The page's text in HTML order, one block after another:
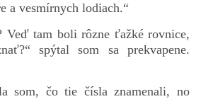
a vesmírnych lodiach.“
Veď tam boli rôzne ťažké rovnice,
spýtal som sa prekvapene.
som, čo tie čísla znamenali, no